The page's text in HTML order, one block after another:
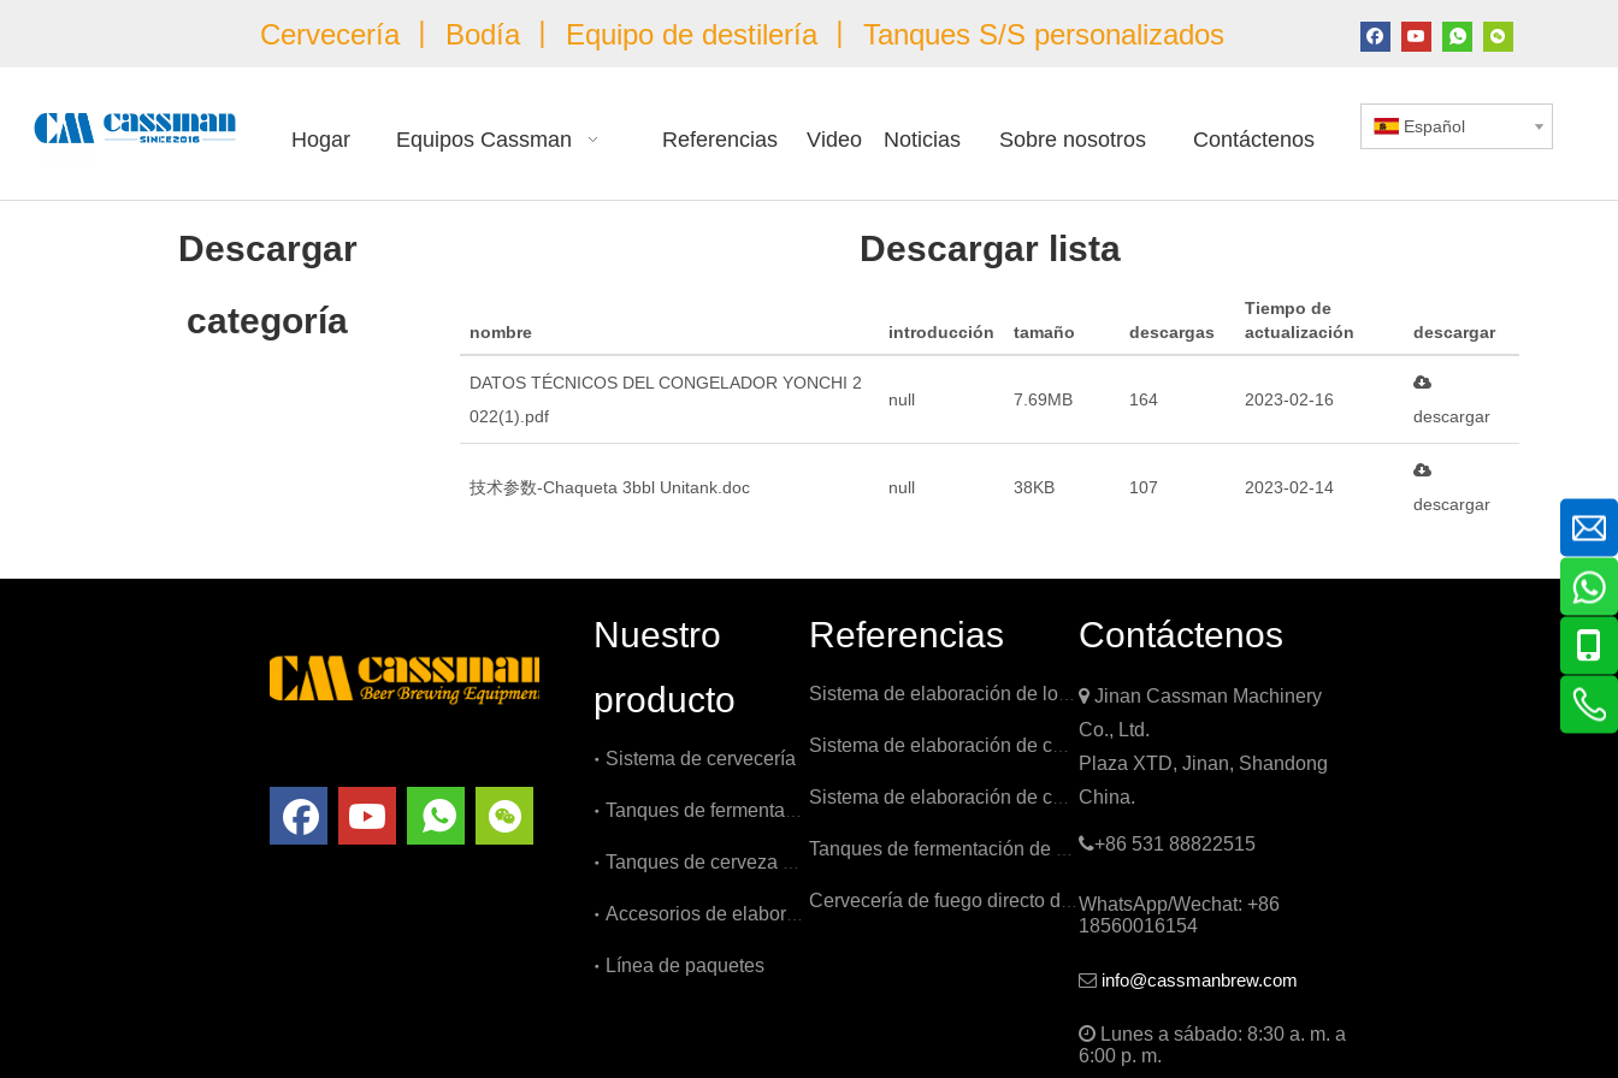
Cervecería 丨 Bodía 丨 Equipo de destilería 丨 Tanques S/S personalizados
Hogar Equipos Cassman Referencias Video Noticias Sobre nosotros Contáctenos
Español
Descargar
categoría
Descargar lista
nombre introducción tamaño descargas
Tiempo de
actualización
descargar
DATOS TÉCNICOS DEL CONGELADOR YONCHI 2
022(1).pdf
null 7.69MB 164
2023-02-16
descargar
技术参数-Chaqueta 3bbl Unitank.doc null 38KB 107
2023-02-14
descargar
Nuestro
producto
Sistema de cervecería
Línea de paquetes
Referencias Contáctenos
 Jinan Cassman Machinery
Co., Ltd.
Plaza XTD, Jinan, Shandong
China.
+86 531 88822515
WhatsApp/Wechat: +86
18560016154
 info@cassmanbrew.com
 Lunes a sábado: 8:30 a. m. a
6:00 p. m.